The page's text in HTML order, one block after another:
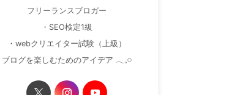
フリーランスブロガー
・SEO検定1級
・webクリエイター試験（上級）
ブログを楽しむためのアイデア 𓂃𓈒𓏸